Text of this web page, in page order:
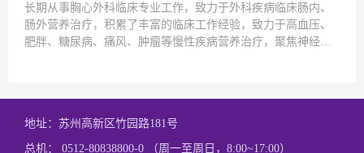
长期从事胸心外科临床专业工作，致力于外科疾病临床肠内、
肠外营养治疗，积累了丰富的临床工作经验，致力于高血压、
肥胖、糖尿病、痛风、肿瘤等慢性疾病营养治疗，聚焦神经系
地址：苏州高新区竹园路181号
总机： 0512-80838800-0 （周一至周日，8:00~17:00）